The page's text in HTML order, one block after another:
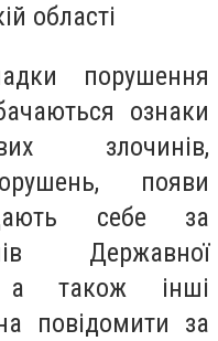
області
порушення
ознаки
злочинів,
появи
себе за
Державної
а також інші
повідомити за